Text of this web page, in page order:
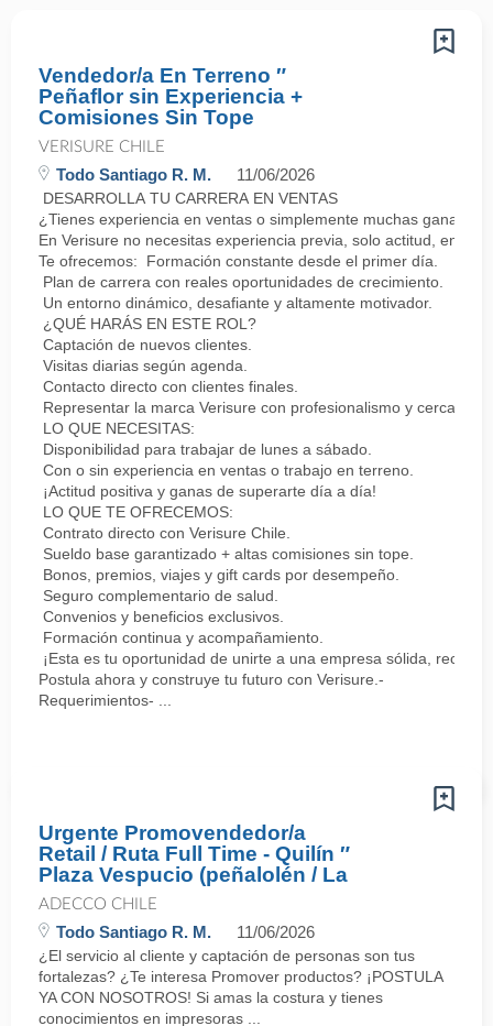
Vendedor/a En Terreno ″
Peñaflor sin Experiencia +
Comisiones Sin Tope
VERISURE CHILE
Todo Santiago R. M. 11/06/2026
DESARROLLA TU CARRERA EN VENTAS
¿Tienes experiencia en ventas o simplemente muchas ganas
En Verisure no necesitas experiencia previa, solo actitud,
Te ofrecemos: Formación constante desde el primer día.
Plan de carrera con reales oportunidades de crecimiento.
Un entorno dinámico, desafiante y altamente motivador.
¿QUÉ HARÁS EN ESTE ROL?
Captación de nuevos clientes.
Visitas diarias según agenda.
Contacto directo con clientes finales.
Representar la marca Verisure con profesionalismo y cercanía.
LO QUE NECESITAS:
Disponibilidad para trabajar de lunes a sábado.
Con o sin experiencia en ventas o trabajo en terreno.
¡Actitud positiva y ganas de superarte día a día!
LO QUE TE OFRECEMOS:
Contrato directo con Verisure Chile.
Sueldo base garantizado + altas comisiones sin tope.
Bonos, premios, viajes y gift cards por desempeño.
Seguro complementario de salud.
Convenios y beneficios exclusivos.
Formación continua y acompañamiento.
¡Esta es tu oportunidad de unirte a una empresa sólida,
Postula ahora y construye tu futuro con Verisure.-
Requerimientos- ...
Urgente Promovendedor/a
Retail / Ruta Full Time - Quilín ″
Plaza Vespucio (peñalolén / La
ADECCO CHILE
Todo Santiago R. M. 11/06/2026
¿El servicio al cliente y captación de personas son tus
fortalezas? ¿Te interesa Promover productos? ¡POSTULA
YA CON NOSOTROS! Si amas la costura y tienes
conocimientos en impresoras ...